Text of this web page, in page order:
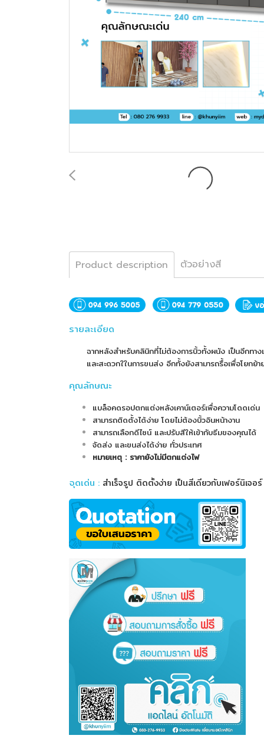
Product description ตัวอย่างสี
รายละเอียด
ฉากหลังสำหรับคลินิกที่ไม่ต้องการบิ้วทั้งผนัง เป็นอีกทา
และสะดวกใในการขนส่ง อีกทั้งยังสามารถรื้อเพื่อโยก
คุณลักษณะ
แบล็อคดรอปตกแต่งหลังเคาน์เตอร์เพื่อความโดดเด่น
สามารถติดตั้งได้ง่าย โดยไม่ต้องบิ้วอินหน้างาน
สามารถเลือกดีไซน์ และปรับสีให้เข้ากับธีมของคุณได้
จัดส่ง และขนส่งได้ง่าย ทั่วประเทศ
หมายเหตุ : ราคายังไม่มีตกแต่งไฟ
จุดเด่น : สำเร็จรูป ติดตั้งง่าย เป็นสีเดียวกับเฟอร์นิเจอร์